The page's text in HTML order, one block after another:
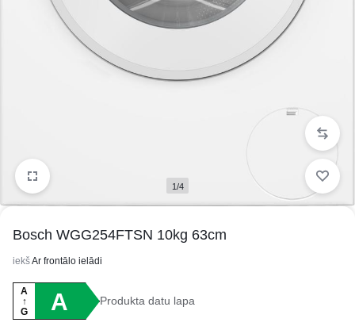
1/4
Bosch WGG254FTSN 10kg 63cm
iekšAr frontālo ielādi
A
↑
G
A Produkta datu lapa